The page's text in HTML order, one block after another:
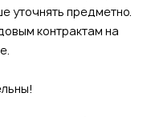
уточнять предметно.
контрактам на